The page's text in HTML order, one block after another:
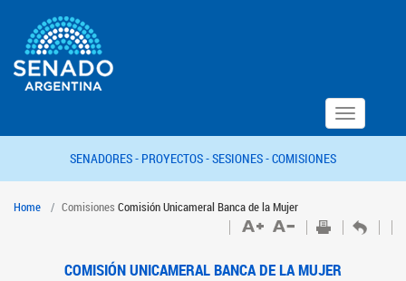
Toggle
navigation
SENADORES - PROYECTOS -SESIONES -COMISIONES
Home Comisiones Comisión Unicameral Banca de la Mujer
COMISIÓN UNICAMERAL BANCA DE LA MUJER